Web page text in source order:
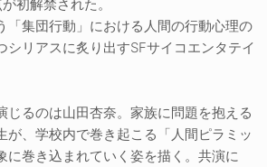
初解禁された。
「集団行動」における人間の行動心理の
シリアスに炙り出すSFサイコエンタテイ
じるのは山田杏奈。家族に問題を抱える
が、学校内で巻き起こる「人間ピラミッ
に巻き込まれていく姿を描く。共演に